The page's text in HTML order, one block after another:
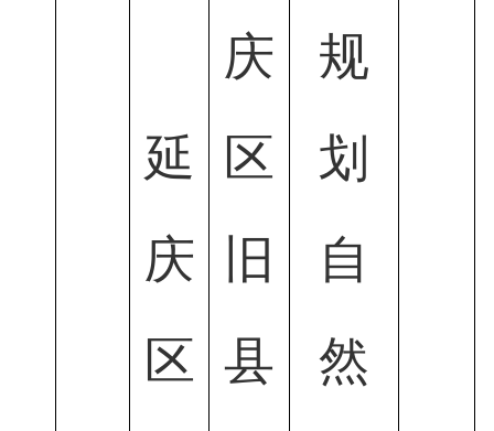
延
庆
区
庆
区
旧
县
规
划
自
然